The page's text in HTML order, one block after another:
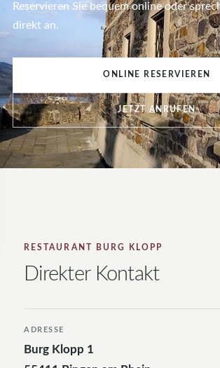
Reservieren Sie bequem online oder
direkt an.
ONLINE RESERVIEREN
JETZT ANRUFEN
RESTAURANT BURG KLOPP
Direkter Kontakt
ADRESSE
Burg Klopp 1